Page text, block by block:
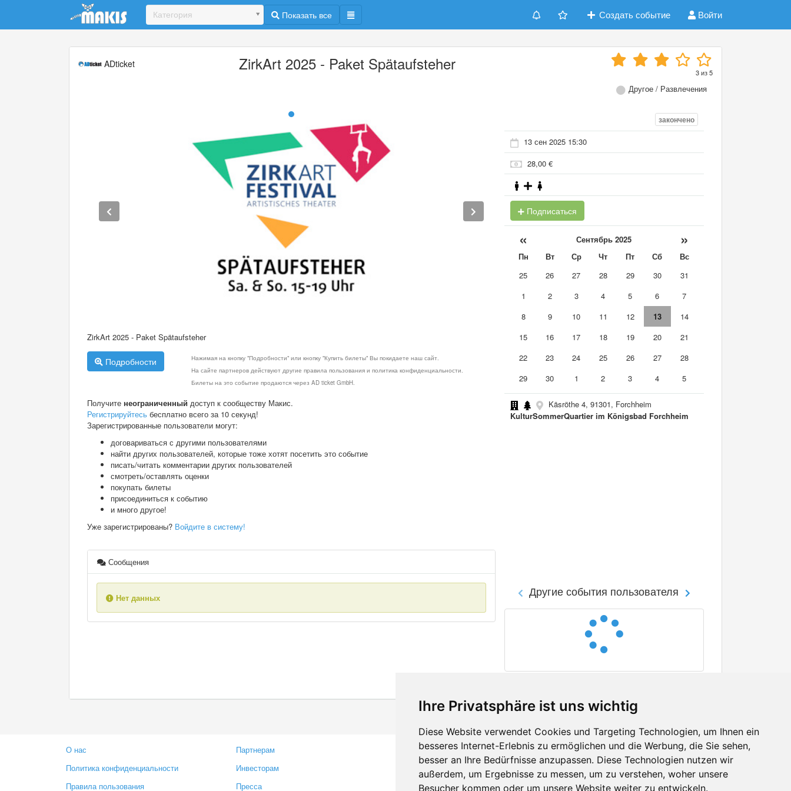
Ihre Privatsphäre ist uns wichtig
Diese Website verwendet Cookies und Targeting Technologien, um Ihnen ein
besseres Internet-Erlebnis zu ermöglichen und die Werbung, die Sie sehen,
besser an Ihre Bedürfnisse anzupassen. Diese Technologien nutzen wir
außerdem, um Ergebnisse zu messen, um zu verstehen, woher unsere
Besucher kommen oder um unsere Website weiter zu entwickeln.
Update cookies preferences
Категория Показать все Создать событие Войти
ADticket ZirkArt 2025 - Paket Spätaufsteher 3из5
Другое / Развлечения
ZirkArt 2025 - Paket Spätaufsteher
Подробности
Нажимая на кнопку "Подробности" или кнопку "Купить билеты" Вы покидаете наш сайт.
На сайте партнеров действуют другие правила пользования и политика конфиденциальности.
Билеты на это событие продаются через AD ticket GmbH.
Получите неограниченный доступ к сообществу Макис.
Регистрируйтесь бесплатно всего за 10 секунд!
Зарегистрированные пользователи могут:
договариваться с другими пользователями
найти других пользователей, которые тоже хотят посетить это событие
писать/читать комментарии других пользователей
смотреть/оставлять оценки
покупать билеты
присоединиться к событию
и много другое!
Уже зарегистрированы? Войдите в систему!
Сообщения
Нет данных
закончено
13 сен 2025 15:30
28,00 €
Подписаться
« Сентябрь 2025 »
Пн Вт Ср Чт Пт Сб
Вс
25
26 27 28 29 30
31
1
2 3 4 5 6
7
8
9 10 11 12 13
14
15
16 17 18 19 20
21
22
23 24 25 26 27
28
29
30 1 2 3 4 5
Käsröthe 4, 91301, Forchheim
KulturSommerQuartier im Königsbad Forchheim
Другие события пользователя
О нас
Политика конфиденциальности
Правила пользования
Партнерам
Инвесторам
Пресса
Контакты
Оставить отзыв
Сообщить об ошибке
Facebook
Twitter
YouTube